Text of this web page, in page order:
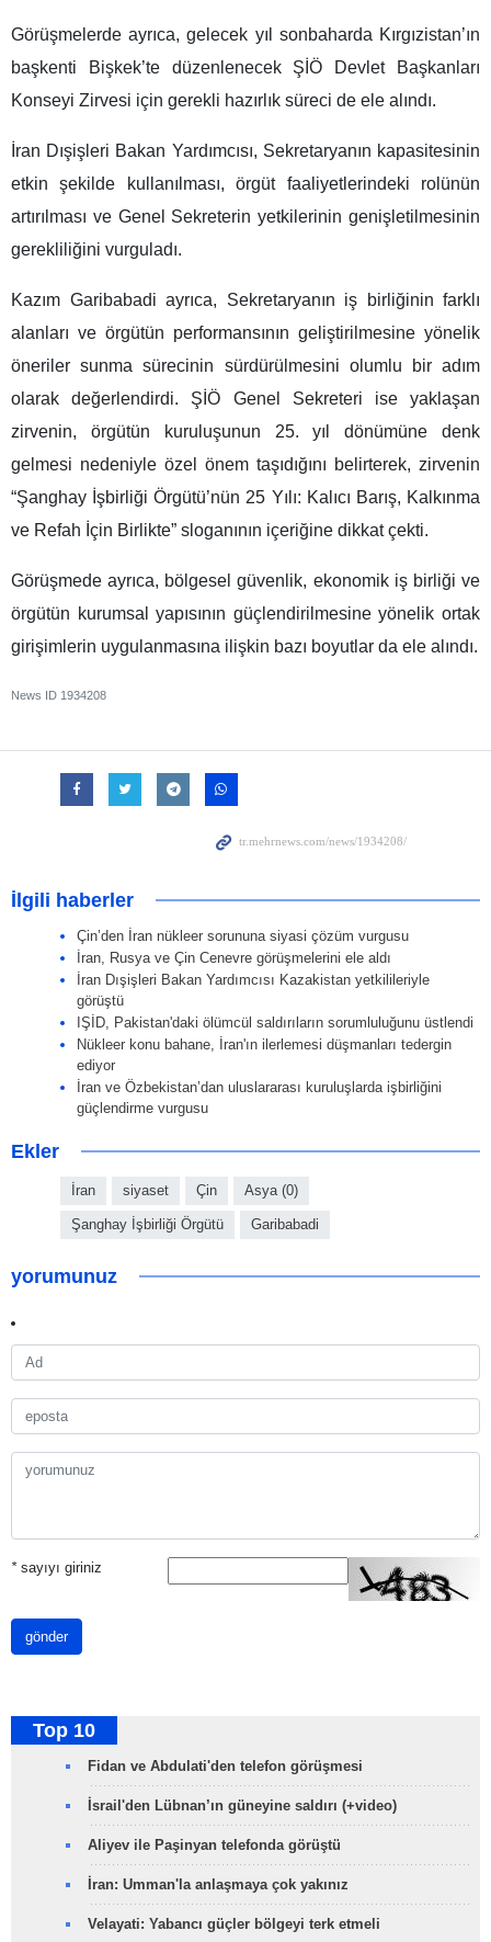
Görüşmelerde ayrıca, gelecek yıl sonbaharda Kırgızistan’ın
başkenti Bişkek’te düzenlenecek ŞİÖ Devlet Başkanları
Konseyi Zirvesi için gerekli hazırlık süreci de ele alındı.
İran Dışişleri Bakan Yardımcısı, Sekretaryanın kapasitesinin
etkin şekilde kullanılması, örgüt faaliyetlerindeki rolünün
artırılması ve Genel Sekreterin yetkilerinin genişletilmesinin
gerekliliğini vurguladı.
Kazım Garibabadi ayrıca, Sekretaryanın iş birliğinin farklı
alanları ve örgütün performansının geliştirilmesine yönelik
öneriler sunma sürecinin sürdürülmesini olumlu bir adım
olarak değerlendirdi. ŞİÖ Genel Sekreteri ise yaklaşan
zirvenin, örgütün kuruluşunun 25. yıl dönümüne denk
gelmesi nedeniyle özel önem taşıdığını belirterek, zirvenin
“Şanghay İşbirliği Örgütü’nün 25 Yılı: Kalıcı Barış, Kalkınma
ve Refah İçin Birlikte” sloganının içeriğine dikkat çekti.
Görüşmede ayrıca, bölgesel güvenlik, ekonomik iş birliği ve
örgütün kurumsal yapısının güçlendirilmesine yönelik ortak
girişimlerin uygulanmasına ilişkin bazı boyutlar da ele alındı.
News ID 1934208
İlgili haberler
Çin’den İran nükleer sorununa siyasi çözüm vurgusu
İran, Rusya ve Çin Cenevre görüşmelerini ele aldı
İran Dışişleri Bakan Yardımcısı Kazakistan yetkilileriyle
görüştü
IŞİD, Pakistan'daki ölümcül saldırıların sorumluluğunu üstlendi
Nükleer konu bahane, İran'ın ilerlemesi düşmanları tedergin
ediyor
İran ve Özbekistan’dan uluslararası kuruluşlarda işbirliğini
güçlendirme vurgusu
Ekler
İran siyaset Çin Asya (0)
Şanghay İşbirliği Örgütü Garibabadi
yorumunuz
*sayıyı giriniz
gönder
Top 10
Fidan ve Abdulati'den telefon görüşmesi
İsrail'den Lübnan’ın güneyine saldırı (+video)
Aliyev ile Paşinyan telefonda görüştü
İran: Umman'la anlaşmaya çok yakınız
Velayati: Yabancı güçler bölgeyi terk etmeli